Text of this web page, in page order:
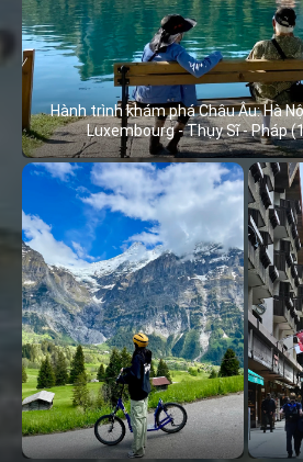
Hành trình khám phá Châu Âu: Hà
Luxembourg - Thụy Sĩ - Pháp